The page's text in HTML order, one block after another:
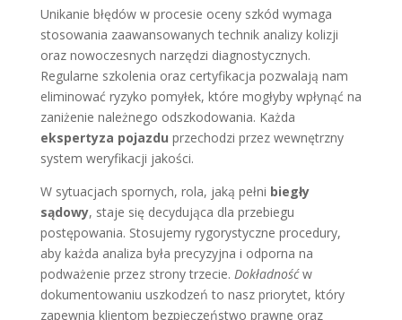
Unikanie błędów w procesie oceny szkód wymaga
stosowania zaawansowanych technik analizy kolizji
oraz nowoczesnych narzędzi diagnostycznych.
Regularne szkolenia oraz certyfikacja pozwalają nam
eliminować ryzyko pomyłek, które mogłyby wpłynąć na
zaniżenie należnego odszkodowania. Każda
ekspertyza pojazdu przechodzi przez wewnętrzny
system weryfikacji jakości.
W sytuacjach spornych, rola, jaką pełni biegły
sądowy, staje się decydująca dla przebiegu
postępowania. Stosujemy rygorystyczne procedury,
aby każda analiza była precyzyjna i odporna na
podważenie przez strony trzecie. Dokładnośćw
dokumentowaniu uszkodzeń to nasz priorytet, który
zapewnia klientom bezpieczeństwo prawne oraz